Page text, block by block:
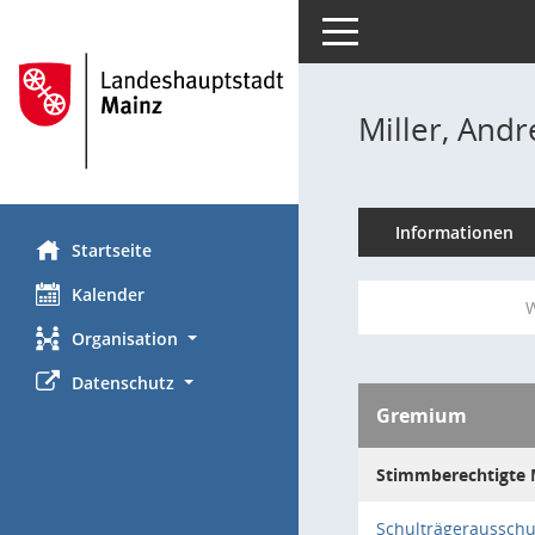
Startseite
Kalender
Organisation
Datenschutz
Toggle navigation
Miller,
Informationen
Gremium
Stimmberechtigte